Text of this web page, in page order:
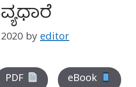
by editor
PDF eBook